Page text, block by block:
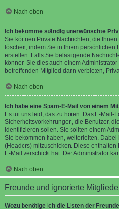
Nach oben
Ich bekomme ständig unerwünschte
Sie können Private Nachrichten, die
löschen, indem Sie in Ihrem persönlichen
erstellen. Falls Sie belästigende
können Sie dies auch einem
betreffenden Mitglied dann verbieten,
Nach oben
Ich habe eine Spam-E-Mail von einem
Es tut uns leid, das zu hören. Das E-Mail-
Sicherheitsvorkehrungen, die Benutzer,
identifizieren sollen. Sie sollten einem
Sie bekommen haben, weiterleiten.
(Headers) mitzuschicken. Diese enthalten
E-Mail verschickt hat. Der Administrator
Nach oben
Freunde und ignorierte
Wozu benötige ich die Listen der